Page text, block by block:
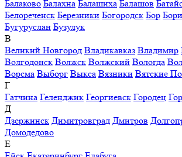
Балаково Балахна Балашиха Балашов
Белореченск Березники Богородск Бор
Бугуруслан Бузулук
В
Великий Новгород Владикавказ Владимир
Волгодонск Волжск Волжский Вологда
Ворсма Выборг Выкса Вязники Вятские
Г
Гатчина Геленджик Георгиевск Городец
Д
Дзержинск Димитровград Дмитров
Домодедово
Е